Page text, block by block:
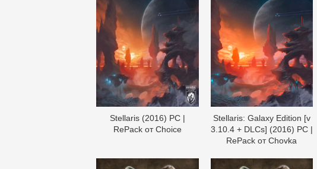
Stellaris (2016) PC |
RePack от Choice
Stellaris: Galaxy Edition [v
3.10.4 + DLCs] (2016) PC |
RePack от Chovka